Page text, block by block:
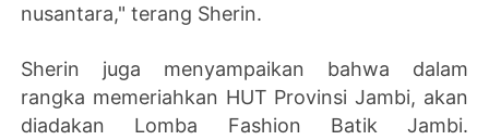
nusantara," terang Sherin.
Sherin juga menyampaikan bahwa dalam
rangka memeriahkan HUT Provinsi Jambi, akan
diadakan Lomba Fashion Batik Jambi.